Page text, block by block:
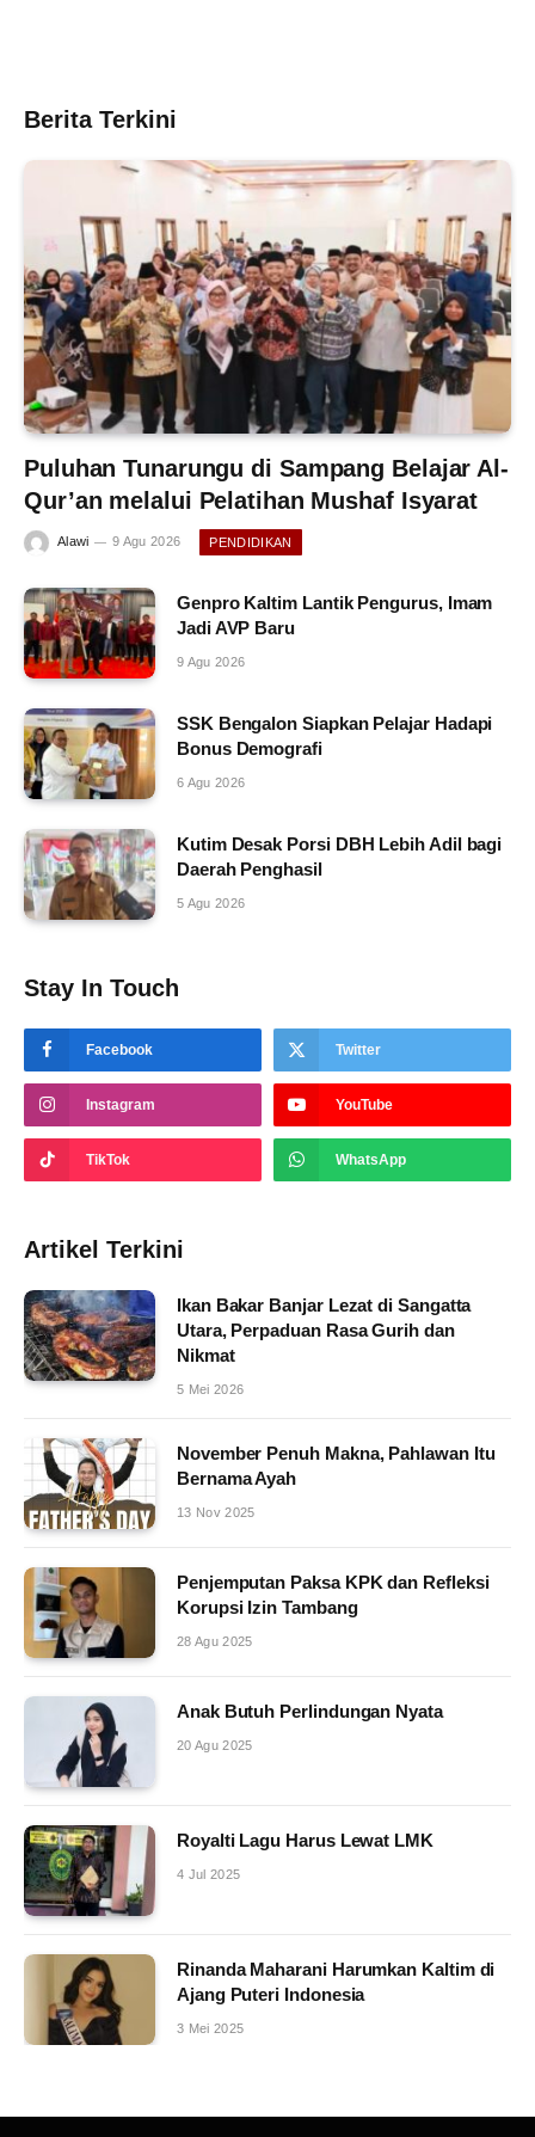
Berita Terkini
Puluhan Tunarungu di Sampang Belajar Al-
Qur’an melalui Pelatihan Mushaf Isyarat
Alawi 9 Agu 2026 PENDIDIKAN
Genpro Kaltim Lantik Pengurus, Imam
Jadi AVP Baru
9 Agu 2026
SSK Bengalon Siapkan Pelajar Hadapi
Bonus Demografi
6 Agu 2026
Kutim Desak Porsi DBH Lebih Adil bagi
Daerah Penghasil
5 Agu 2026
Stay In Touch
Facebook Twitter
Instagram YouTube
TikTok WhatsApp
Artikel Terkini
Ikan Bakar Banjar Lezat di Sangatta
Utara, Perpaduan Rasa Gurih dan
Nikmat
5 Mei 2026
November Penuh Makna, Pahlawan Itu
Bernama Ayah
13 Nov 2025
Penjemputan Paksa KPK dan Refleksi
Korupsi Izin Tambang
28 Agu 2025
Anak Butuh Perlindungan Nyata
20 Agu 2025
Royalti Lagu Harus Lewat LMK
4 Jul 2025
Rinanda Maharani Harumkan Kaltim di
Ajang Puteri Indonesia
3 Mei 2025